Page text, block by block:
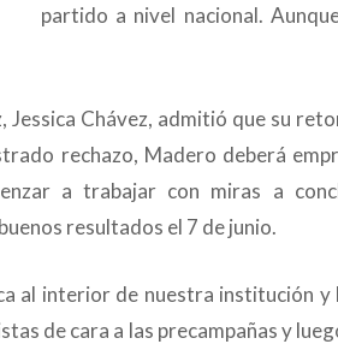
partido a nivel nacional.
Chávez, admitió que su
rechazo, Madero deberá
a trabajar con miras a
resultados el 7 de junio.
al interior de nuestra institución y
de cara a las precampañas y